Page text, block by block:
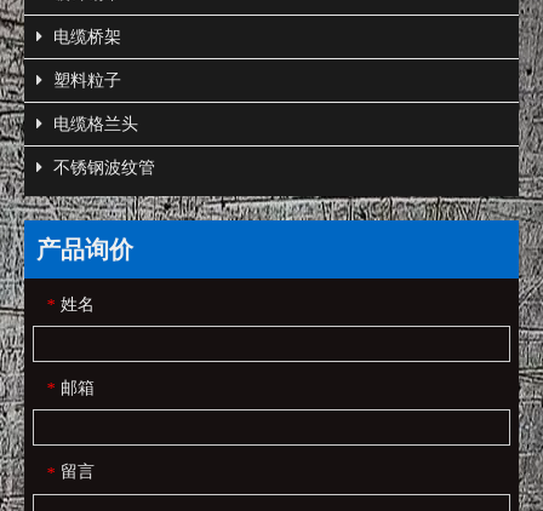
电缆桥架
塑料粒子
电缆格兰头
不锈钢波纹管
产品询价
* 姓名
* 邮箱
* 留言